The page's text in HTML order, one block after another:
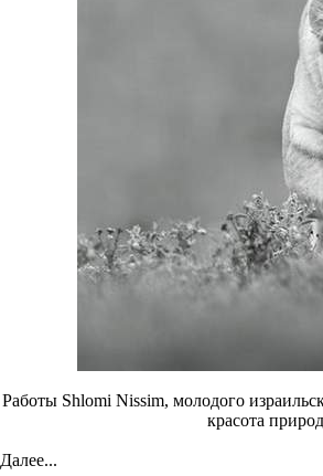
Работы Shlomi Nissim, молодого
красота
Далее...